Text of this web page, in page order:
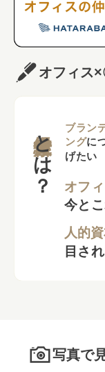
オフィス
とは？
ブラン
ングに
げたい
オフ
今と
人的
目さ
写真で